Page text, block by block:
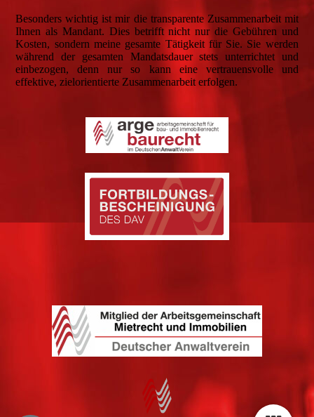
Besonders wichtig ist mir die transparente Zusammenarbeit mit
Ihnen als Mandant. Dies betrifft nicht nur die Gebühren und
Kosten, sondern meine gesamte Tätigkeit für Sie. Sie werden
während der gesamten Mandatsdauer stets unterrichtet und
einbezogen, denn nur so kann eine vertrauensvolle und
effektive, zielorientierte Zusammenarbeit erfolgen.